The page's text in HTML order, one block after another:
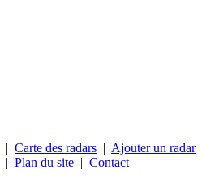
| Carte des radars | Ajouter un radar
| Plan du site | Contact